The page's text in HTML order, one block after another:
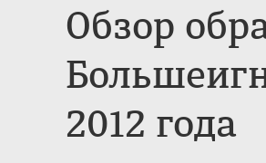
Обзор
2012 года